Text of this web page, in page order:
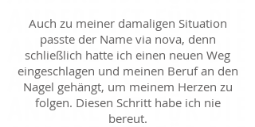
Auch zu meiner damaligen Situation
passte der Name via nova, denn
schließlich hatte ich einen neuen Weg
eingeschlagen und meinen Beruf an den
Nagel gehängt, um meinem Herzen zu
folgen. Diesen Schritt habe ich nie
bereut.